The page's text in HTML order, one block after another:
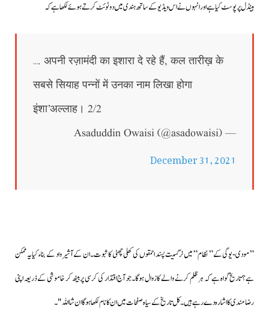
ہینڈل پر پوسٹ کیا ہے اور انہوں نے اس ویڈیو کے ساتھ ہندی میں دو ٹوئٹ کرتے ہوئے لکھا ہے کہ
…. अपनी रज़ामंदी का इशारा दे रहे हैं, कल तारीख़ के
सबसे सियाह पन्नों में उनका नाम लिखा होगा
इंशा’अल्लाह। 2/2
— Asaduddin Owaisi (@asadowaisi)
December 31, 2021
” مودی-یوگی کے” نظام” میں نرگسیت پسند احمقوں کی کھلی چھٹی کا ثبوت۔ان کے آشیرواد کے بناء کیا یہ ممکن
ہے؟ تاریخ گواہ ہے کہ ہر ظلم کرنے والے کا زوال ہوگا۔جو آج اقتدار کی کرسی پر بیٹھ کر خاموشی کے ذریعہ اپنی
رضامندی کا اشارہ دے رہے ہیں۔کل تاریخ کے سیاہ صفحات میں ان کا نام لکھا ہوگا ان شا اللہ "۔